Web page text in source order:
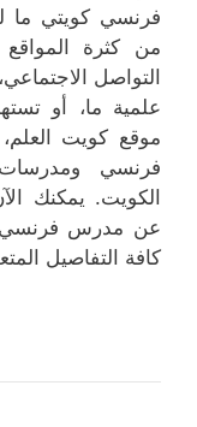
فرنسي كويتي ما
من كثرة
التواصل
علمية ما، أو
موقع كويت
فرنسي
الكويت. يمكنك
عن مدرس فرنسي
كافة التفاصيل